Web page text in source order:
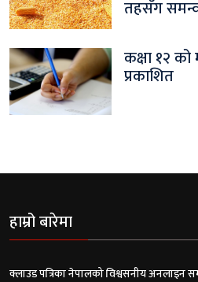
तहसँग
कक्षा १२ को
प्रकाशित
हाम्रो बारेमा
क्लाउड पत्रिका नेपालको विश्वसनीय अनलाइन